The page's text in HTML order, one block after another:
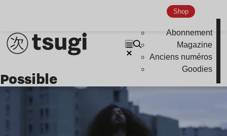
Shop
Abonnement
Magazine
Anciens numéros
Goodies
possible